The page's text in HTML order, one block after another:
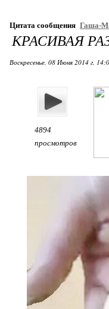
Цитата сообщения Гаша-
КРАСИВАЯ
Воскресенье, 08 Июня 2014 г.
4894
просмотров